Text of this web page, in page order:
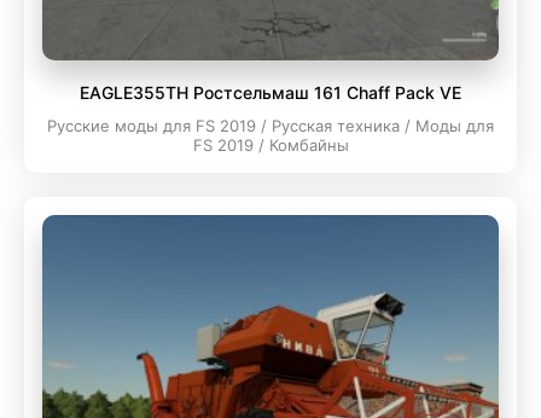
EAGLE355TH Ростсельмаш 161 Chaff Pack VE
Русские моды для FS 2019 / Русская техника / Моды для
FS 2019 / Комбайны